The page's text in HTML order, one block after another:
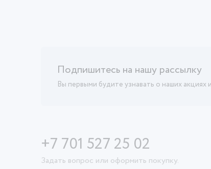
Подпишитесь на нашу рассылку
Вы первыми будите узнавать о наших акциях
+7 701 527 25 02
Задать вопрос или оформить покупку.